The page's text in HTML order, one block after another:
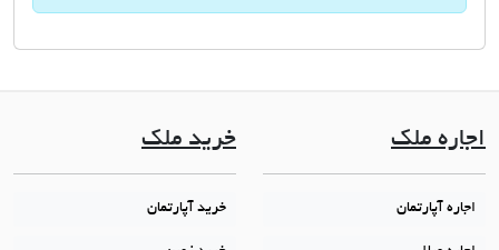
اجاره ملک
اجاره آپارتمان
خرید ملک
خرید آپارتمان